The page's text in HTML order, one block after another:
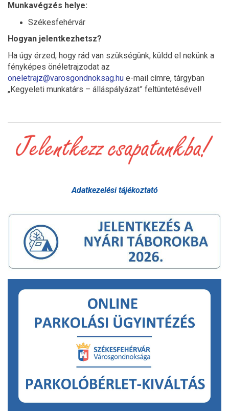
Munkavégzés helye:
Székesfehérvár
Hogyan jelentkezhetsz?
Ha úgy érzed, hogy rád van szükségünk, küldd el nekünk a
fényképes önéletrajzodat az
oneletrajz@varosgondnoksag.hu e-mail címre, tárgyban
„Kegyeleti munkatárs – álláspályázat” feltüntetésével!
Adatkezelési tájékoztató